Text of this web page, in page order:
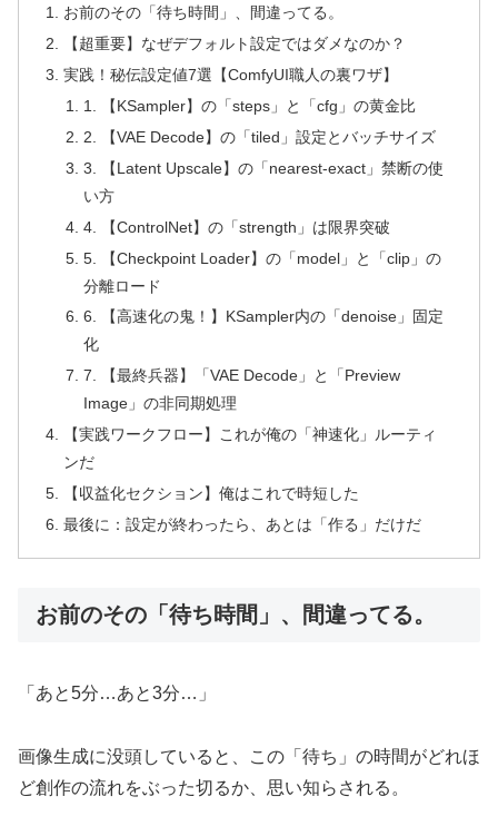
お前のその「待ち時間」、間違ってる。
【超重要】なぜデフォルト設定ではダメなのか？
実践！秘伝設定値7選【ComfyUI職人の裏ワザ】
1. 【KSampler】の「steps」と「cfg」の黄金比
2. 【VAE Decode】の「tiled」設定とバッチサイズ
3. 【Latent Upscale】の「nearest-exact」禁断の使
い方
4. 【ControlNet】の「strength」は限界突破
5. 【Checkpoint Loader】の「model」と「clip」の
分離ロード
6. 【高速化の鬼！】KSampler内の「denoise」固定
化
7. 【最終兵器】「VAE Decode」と「Preview
Image」の非同期処理
【実践ワークフロー】これが俺の「神速化」ルーティ
ンだ
【収益化セクション】俺はこれで時短した
最後に：設定が終わったら、あとは「作る」だけだ
お前のその「待ち時間」、間違ってる。
「あと5分…あと3分…」
画像生成に没頭していると、この「待ち」の時間がどれほ
ど創作の流れをぶった切るか、思い知らされる。